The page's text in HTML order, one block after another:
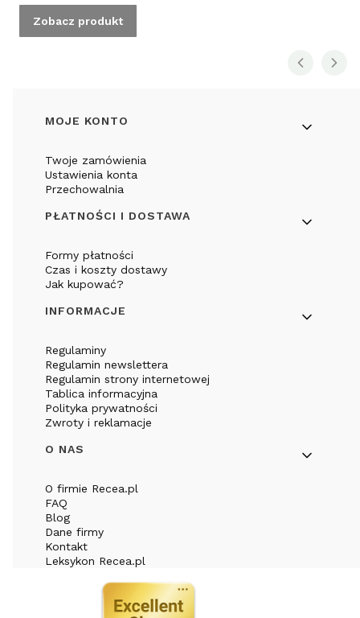
Zobacz produkt
Linki w stopce
MOJE KONTO
Twoje zamówienia
Ustawienia konta
Przechowalnia
PŁATNOŚCI I DOSTAWA
Formy płatności
Czas i koszty dostawy
Jak kupować?
INFORMACJE
Regulaminy
Regulamin newslettera
Regulamin strony internetowej
Tablica informacyjna
Polityka prywatności
Zwroty i reklamacje
O NAS
O firmie Recea.pl
FAQ
Blog
Dane firmy
Kontakt
Leksykon Recea.pl